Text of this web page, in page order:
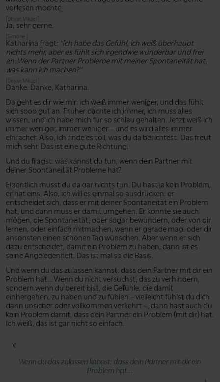
vorlesen möchte.
[Dhyan Mikael:]
Ja, sehr gerne.
[Simone:]
Katharina fragt: "Ich habe das Gefühl, ich weiß überhaupt
nichts mehr, aber es fühlt sich irgendwie wunderbar und frei
an. Wenn der Partner Probleme mit meiner Spontaneität hat,
was kann ich machen?"
[Dhyan Mikael:]
Danke. Danke, Katharina.
Da geht es dir wie mir: ich weiß immer weniger, und das fühlt
sich sooo gut an. Früher dachte ich immer, ich muss alles
wissen, und ich habe mich für so schlau gehalten. Jetzt weiß ich
immer weniger, immer weniger – und es wird alles immer
einfacher. Also, ich finde es toll, was du da berichtest. Das freut
mich sehr. Das ist eine gute Richtung.
Und du fragst: was kannst du tun, wenn dein Partner mit
deiner Spontaneität Probleme hat?
Eigentlich musst du da gar nichts tun. Du hast ja kein Problem,
er hat eins. Also, ich will es einmal so ausdrücken: er
entscheidet sich, dass er mit deiner Spontaneität ein Problem
hat, und dann muss er damit umgehen. Er könnte sie auch
mögen, die Spontaneität, oder sogar bewundern, oder von dir
lernen, oder einfach mitmachen, wenn er gerade mag, oder dir
ansonsten einen schönen Tag wünschen. Aber wenn er sich
dazu entscheidet, damit ein Problem zu haben, dann ist es
seine Angelegenheit. Das ist mal so die Basis.
Und wenn du das zulassen kannst: dass dein Partner mit dir ein
Problem hat... Wenn du nicht versuchst, das zu verhindern,
sondern wenn du bereit bist, die Gefühle, die damit
einhergehen, zu haben und zu fühlen – vielleicht fühlst du dich
dann unsicher oder vollkommen verkehrt –, dann hast auch du
kein Problem damit, dass dein Partner ein Problem (mit dir) hat.
Ich weiß, das ist gar nicht so einfach.
Wenn du das zulassen kannst: dass dein Partner mit dir ein
Problem hat...